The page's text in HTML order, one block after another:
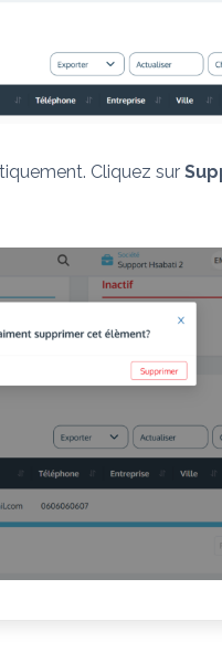
Cliquez sur